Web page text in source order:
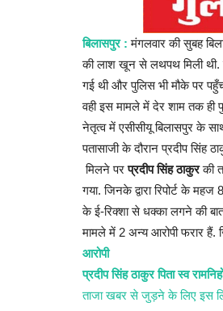
बिलासपुर : मंगलवार की सुबह
की लाश खून से लथपथ मिली थी.
गई थी और पुलिस भी मौके पर
वही इस मामले में देर शाम तक ही
नेतृत्व में एसीसीयू बिलासपुर के
पतासाजी के दौरान प्रदीप सिंह
मिलने परप्रदीप सिंह ठाकुरकी
गया. जिनके द्वारा रिपोर्ट के
के ई-रिक्शा से धक्का लगने की
मामले में 2 अन्य आरोपी फरार हैं.
आरोपी
प्रदीप सिंह ठाकुर पिता स्व
ताजा खबर से जुड़ने के लिए इस